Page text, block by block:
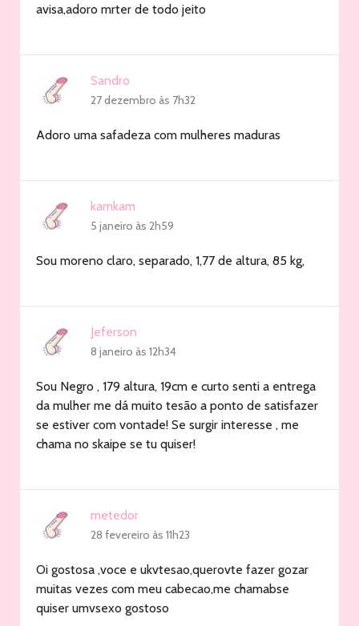
avisa,adoro mrter de todo jeito
Sandro
27 dezembro às 7h32
Adoro uma safadeza com mulheres maduras
kamkam
5 janeiro às 2h59
Sou moreno claro, separado, 1,77 de altura, 85 kg,
Jeferson
8 janeiro às 12h34
Sou Negro , 179 altura, 19cm e curto senti a entrega
da mulher me dá muito tesão a ponto de satisfazer
se estiver com vontade! Se surgir interesse , me
chama no skaipe se tu quiser!
metedor
28 fevereiro às 11h23
Oi gostosa ,voce e ukvtesao,querovte fazer gozar
muitas vezes com meu cabecao,me chamabse
quiser umvsexo gostoso